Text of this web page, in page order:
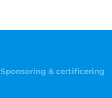
Sponsoring & certificering